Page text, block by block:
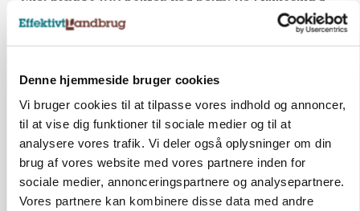
Denne hjemmeside bruger cookies
Vi bruger cookies til at tilpasse vores indhold og annoncer,
til at vise dig funktioner til sociale medier og til at
analysere vores trafik. Vi deler også oplysninger om din
brug af vores website med vores partnere inden for
sociale medier, annonceringspartnere og analysepartnere.
Vores partnere kan kombinere disse data med andre
er regnvejr godt høstvejr
Loading...